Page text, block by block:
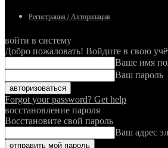
Регистрация / Авторизация
войти в систему
Добро пожаловать! Войдите в свою
Ваше имя
Ваш пароль
Forgot your password? Get help
восстановление пароля
Восстановите свой пароль
Ваш адрес